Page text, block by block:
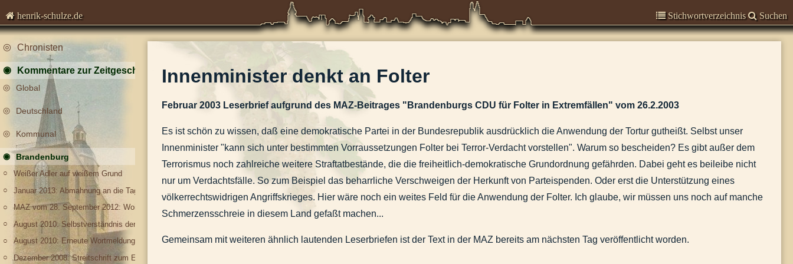
henrik-schulze.de Stichwortverzeichnis Suchen
Chronisten
Kommentare zur Zeitgeschichte
Global
Deutschland
Kommunal
Brandenburg
Weißer Adler auf weißem Grund
Januar 2013: Abmahnung an die Tageszeitung wegen Kulturverfalls
MAZ vom 28. September 2012: Woidke lenkt ein: Rente jetzt mit 62
August 2010: Selbstverständnis der Polizei, damals und heute
August 2010: Erneute Wortmeldung zur Zwangsmitgliedschaft in der IHK
Dezember 2008: Streitschrift zum Erhalt der deutschen Sprache
Innenminister denkt an Folter
Februar 2003 Leserbrief aufgrund des MAZ-Beitrages "Brandenburgs CDU für Folter in Extremfällen" vom 26.2.2003
Es ist schön zu wissen, daß eine demokratische Partei in der Bundesrepublik ausdrücklich die Anwendung der Tortur gutheißt. Selbst unser
Innenminister "kann sich unter bestimmten Vorraussetzungen Folter bei Terror-Verdacht vorstellen". Warum so bescheiden? Es gibt außer dem
Terrorismus noch zahlreiche weitere Straftatbestände, die die freiheitlich-demokratische Grundordnung gefährden. Dabei geht es beileibe nicht
nur um Verdachtsfälle. So zum Beispiel das beharrliche Verschweigen der Herkunft von Parteispenden. Oder erst die Unterstützung eines
völkerrechtswidrigen Angriffskrieges. Hier wäre noch ein weites Feld für die Anwendung der Folter. Ich glaube, wir müssen uns noch auf manche
Schmerzensschreie in diesem Land gefaßt machen...
Gemeinsam mit weiteren ähnlich lautenden Leserbriefen ist der Text in der MAZ bereits am nächsten Tag veröffentlicht worden.